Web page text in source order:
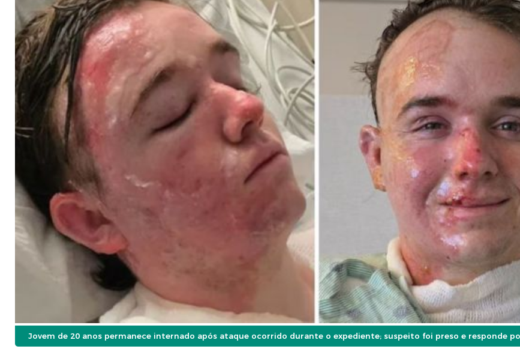
Jovem de 20 anos permanece internado após ataque ocorrido durante o expediente; suspeito foi preso e responde